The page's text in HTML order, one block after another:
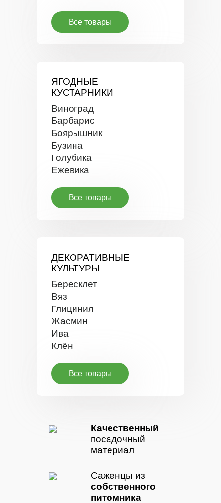
Все товары
ЯГОДНЫЕ
КУСТАРНИКИ
Виноград
Барбарис
Боярышник
Бузина
Голубика
Ежевика
Все товары
ДЕКОРАТИВНЫЕ
КУЛЬТУРЫ
Бересклет
Вяз
Глициния
Жасмин
Ива
Клён
Все товары
Качественный
посадочный
материал
Саженцы из
собственного
питомника